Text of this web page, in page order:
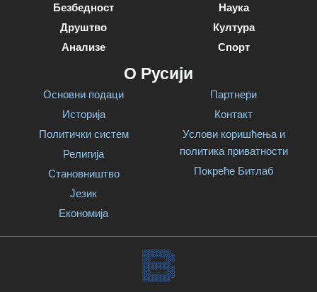
Безбедност
Друштво
Анализе
Наука
Култура
Спорт
О Русији
Основни подаци
Историја
Политички систем
Религија
Становништво
Језик
Економија
Партнери
Контакт
Услови коришћења и
политика приватности
Покреће Битлаб